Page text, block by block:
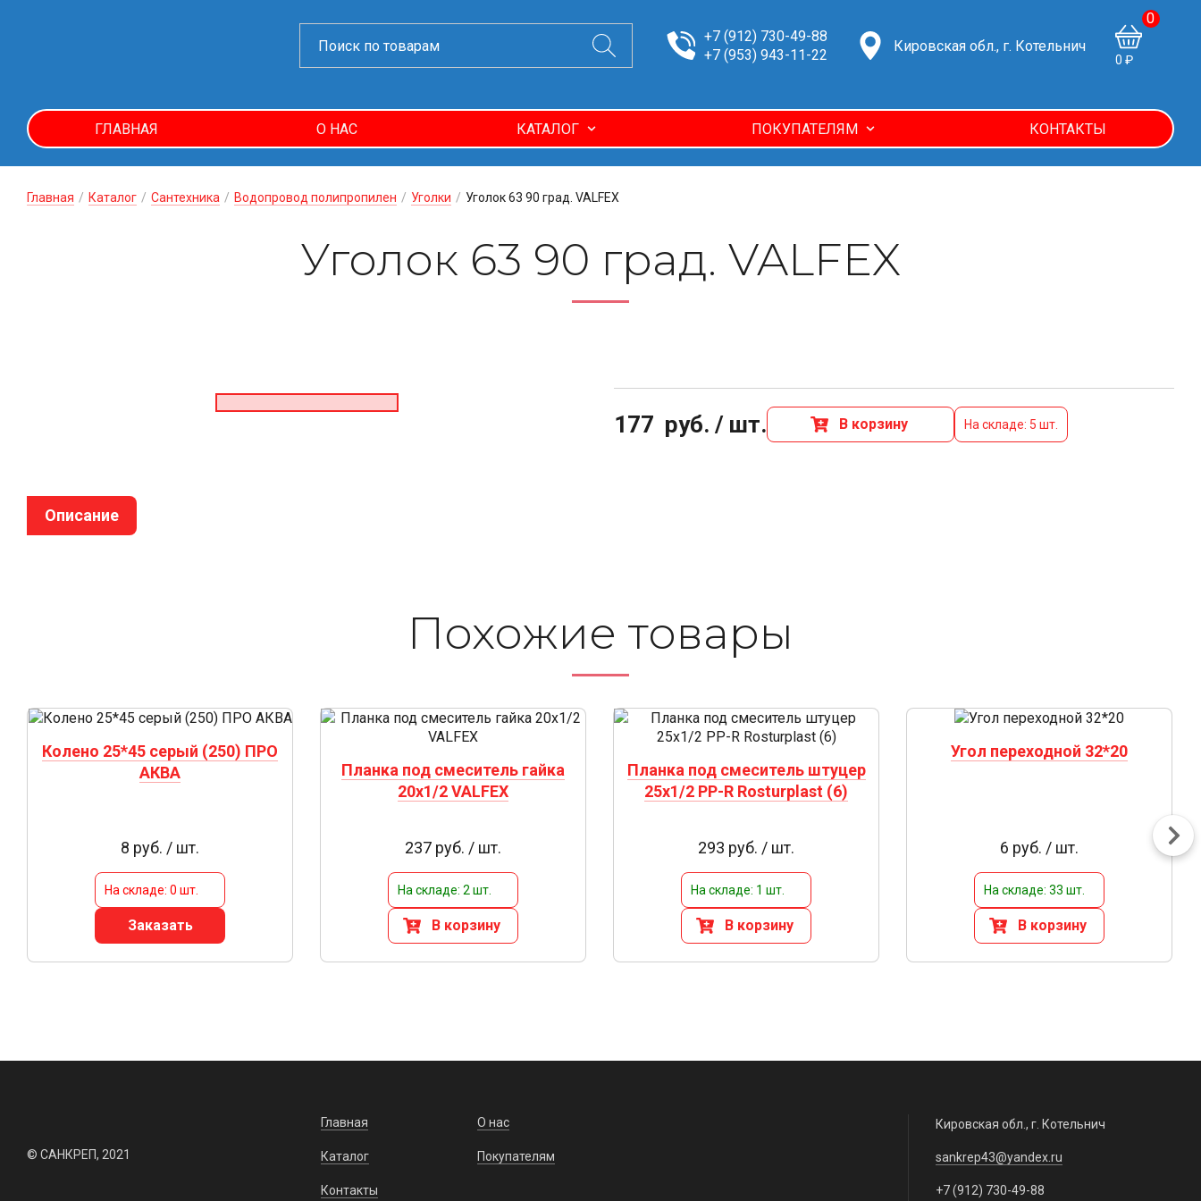
ГЛАВНАЯ О НАС КАТАЛОГ ПОКУПАТЕЛЯМ КОНТАКТЫ
+7 (912) 730-49-88
+7 (953) 943-11-22
Кировская обл., г. Котельнич
0 ₽
0
Главная / Каталог / Сантехника / Водопровод полипропилен / Уголки / Уголок 63 90 град. VALFEX
Уголок 63 90 град. VALFEX
177 руб. / шт. В корзину На складе: 5 шт.
Описание
Похожие то­ва­ры
Колено 25*45 серый (250) ПРО
АКВА
8 руб. / шт.
На складе: 0 шт.
Заказать
Планка под смеситель гайка
20х1/2 VALFEX
237 руб. / шт.
На складе: 2 шт.
В корзину
Планка под смеситель штуцер
25х1/2 PP-R Rosturplast (6)
293 руб. / шт.
На складе: 1 шт.
В корзину
Угол переходной 32*20
6 руб. / шт.
На складе: 33 шт.
В корзину
© САНКРЕП, 2021
Главная О нас
Каталог Покупателям
Контакты
Кировская обл., г. Котельнич
sankrep43@yandex.ru
+7 (912) 730-49-88